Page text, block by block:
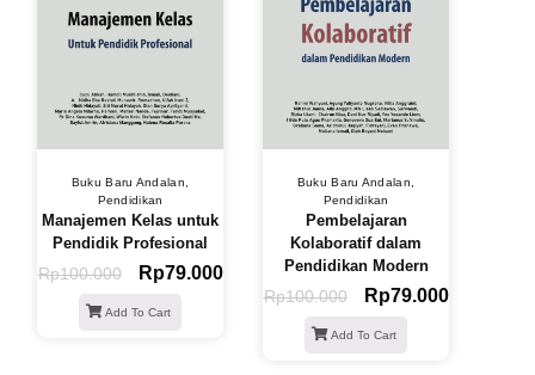
Buku Baru Andalan
Pendidikan
Manajemen Kelas untuk
Pendidik Profesional
Rp100.000 Rp79.000
Add To Cart
Buku Baru Andalan
Pendidikan
Pembelajaran
Kolaboratif dalam
Pendidikan Modern
Rp100.000 Rp79.000
Add To Cart